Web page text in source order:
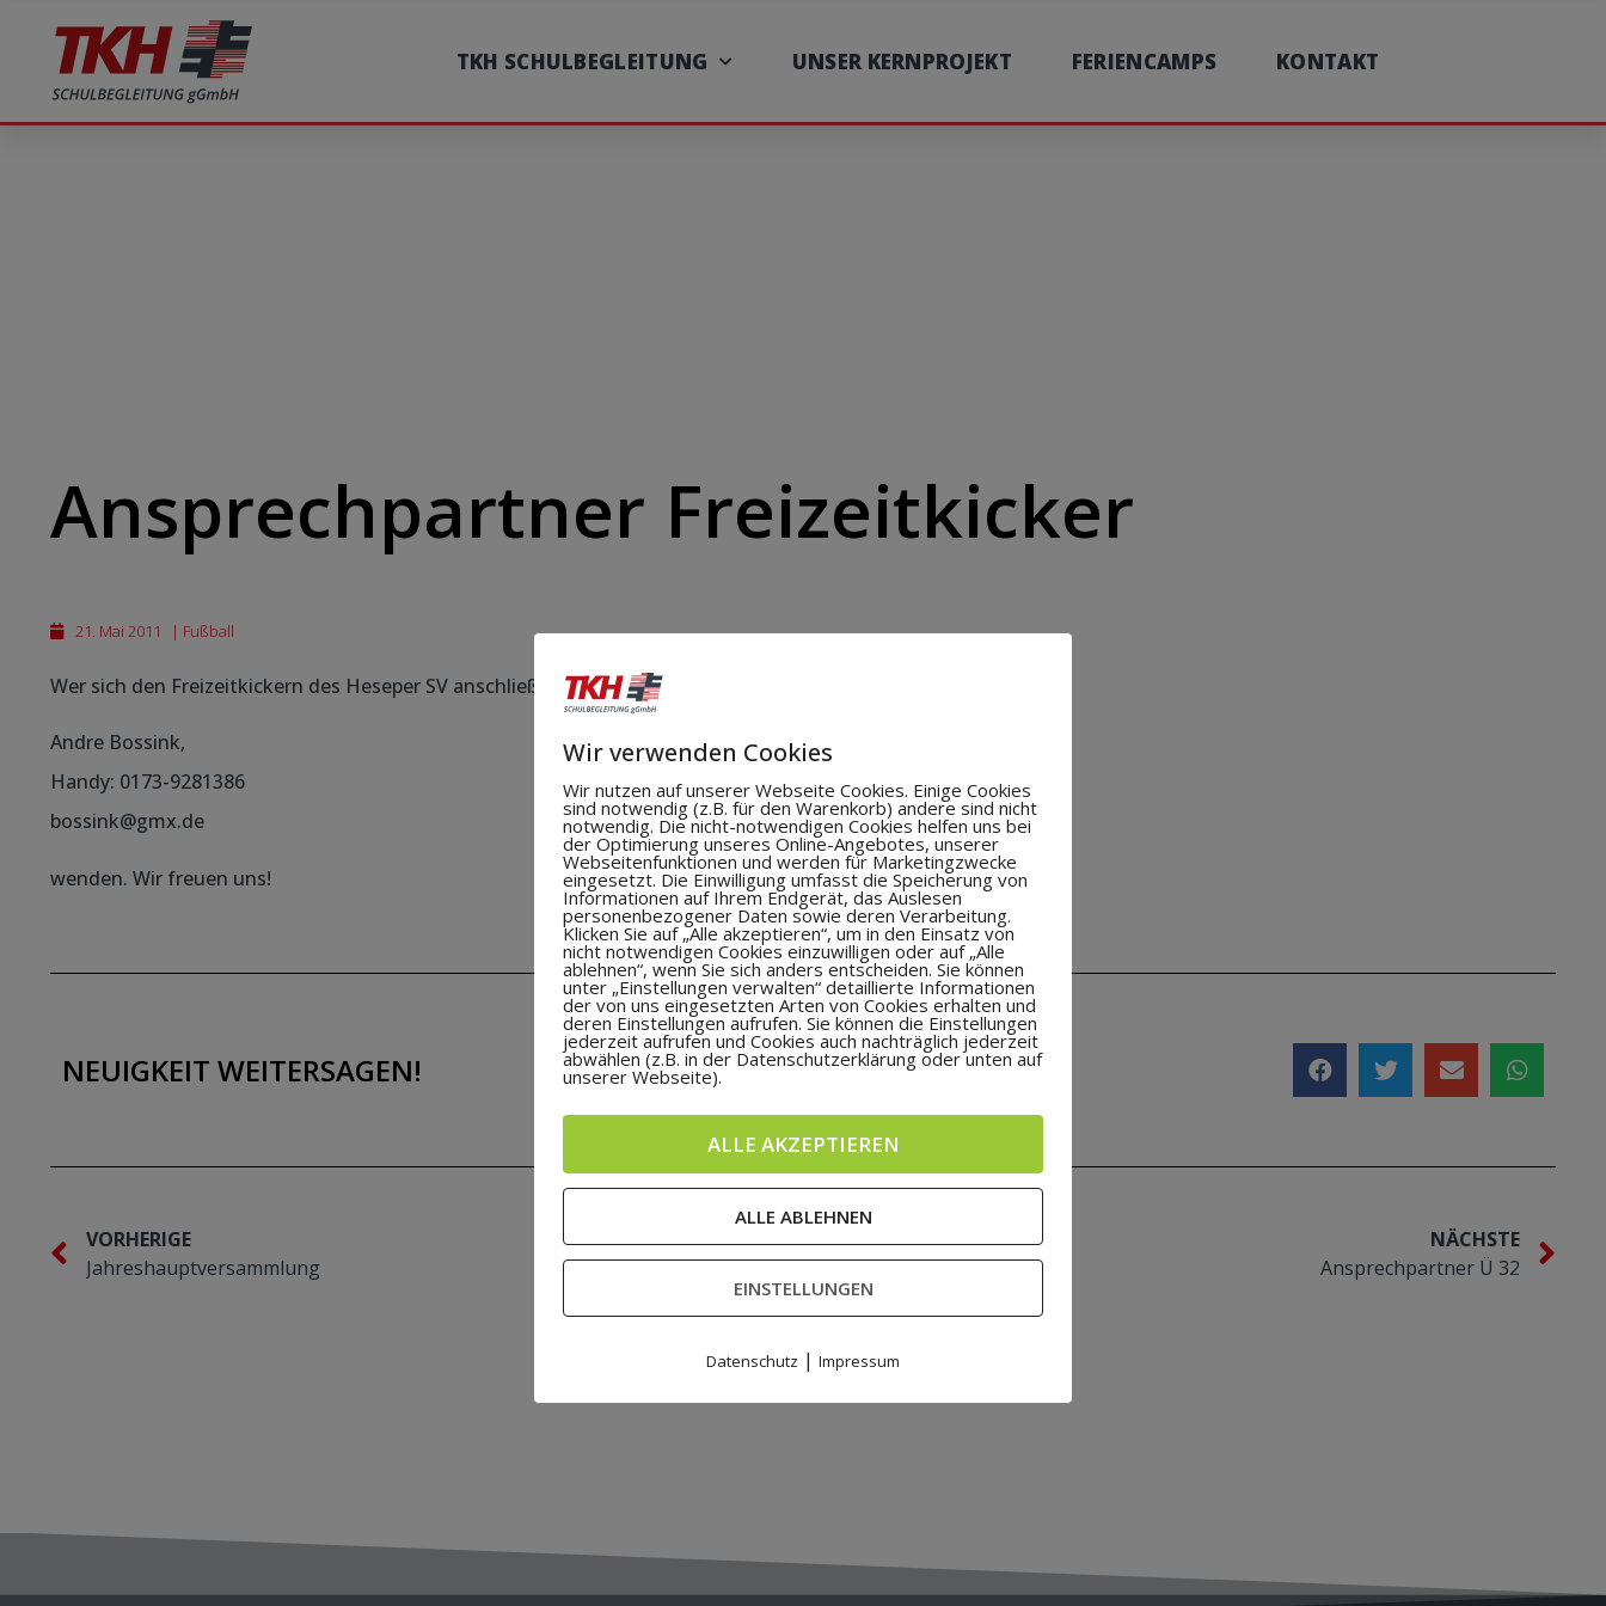
TKH SCHULBEGLEITUNG UNSER KERNPROJEKT FERIENCAMPS KONTAKT
Ansprechpartner Freizeitkicker
21. Mai 2011 | Fußball
Wer sich den Freizeitkickern des Heseper SV anschließen möchte, der kann sich an
Andre Bossink,
Handy: 0173-9281386
bossink@gmx.de
wenden. Wir freuen uns!
NEUIGKEIT WEITERSAGEN!
VORHERIGE
Jahreshauptversammlung
NÄCHSTE
Ansprechpartner Ü 32
Wir verwenden Cookies
Wir nutzen auf unserer Webseite Cookies. Einige Cookies
sind notwendig (z.B. für den Warenkorb) andere sind nicht
notwendig. Die nicht-notwendigen Cookies helfen uns bei
der Optimierung unseres Online-Angebotes, unserer
Webseitenfunktionen und werden für Marketingzwecke
eingesetzt. Die Einwilligung umfasst die Speicherung von
Informationen auf Ihrem Endgerät, das Auslesen
personenbezogener Daten sowie deren Verarbeitung.
Klicken Sie auf „Alle akzeptieren“, um in den Einsatz von
nicht notwendigen Cookies einzuwilligen oder auf „Alle
ablehnen“, wenn Sie sich anders entscheiden. Sie können
unter „Einstellungen verwalten“ detaillierte Informationen
der von uns eingesetzten Arten von Cookies erhalten und
deren Einstellungen aufrufen. Sie können die Einstellungen
jederzeit aufrufen und Cookies auch nachträglich jederzeit
abwählen (z.B. in der Datenschutzerklärung oder unten auf
unserer Webseite).
ALLE AKZEPTIEREN
ALLE ABLEHNEN
EINSTELLUNGEN
Datenschutz | Impressum